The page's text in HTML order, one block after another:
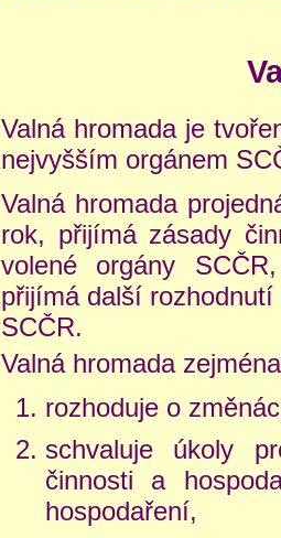
Valná hromada je
nejvyšším orgánem
Valná hromada
rok, přijímá zásady
volené orgány
přijímá další
SCČR.
Valná hromada
rozhoduje o
schvaluje úkoly
činnosti a
hospodaření,